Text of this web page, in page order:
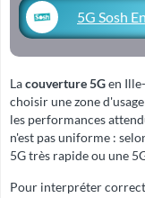
5G Sosh
Lacouverture 5Gen
choisir une zone
les performances
n'est pas uniforme :
5G très rapide ou une
Pour interpréter